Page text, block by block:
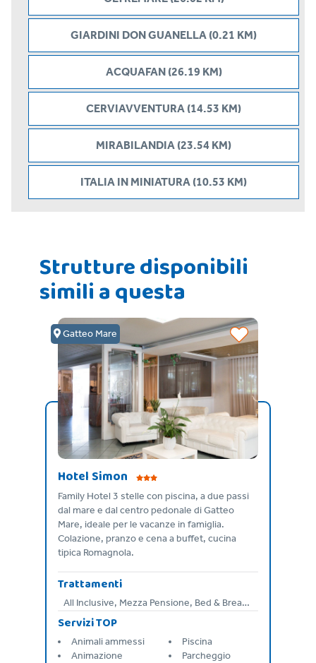
GIARDINI DON GUANELLA (0.21 KM)
ACQUAFAN (26.19 KM)
CERVIAVVENTURA (14.53 KM)
MIRABILANDIA (23.54 KM)
ITALIA IN MINIATURA (10.53 KM)
Strutture disponibili
simili a questa
Gatteo Mare
Hotel Simon
Family Hotel 3 stelle con piscina, a due passi
dal mare e dal centro pedonale di Gatteo
Mare, ideale per le vacanze in famiglia.
Colazione, pranzo e cena a buffet, cucina
tipica Romagnola.
Trattamenti
All Inclusive, Mezza Pensione, Bed & Breakfast
Servizi TOP
Animali ammessi
Piscina
Animazione
Parcheggio